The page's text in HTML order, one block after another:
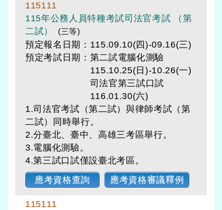
115111
115年公務人員特種考試司法官考試 （第
二試）
(三等)
預定報名日期：115.09.10(四)-09.16(三)
預定考試日期： 第二試電腦化測驗
115.10.25(日)-10.26(一)
司法官第三試口試
116.01.30(六)
1.司法官考試（第二試）與律師考試（第
二試）同時舉行。
2.分臺北、臺中、高雄三考區舉行。
3.電腦化測驗。
4.第三試口試僅設臺北考區。
應考資格查詢
應考資格審議釋例
115111